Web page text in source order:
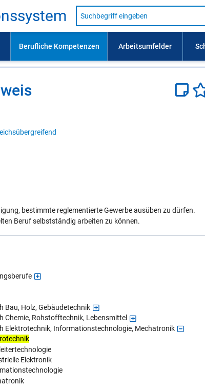
Suche
nach
Lehrausbildung,
usw.
bestimmte reglementierte Gewerbe ausüben zu dürfen.
Beruf selbstständig arbeiten zu können.
Bau, Holz, Gebäudetechnik
Chemie, Rohstofftechnik, Lebensmittel
Elektrotechnik, Informationstechnologie, Mechatronik
Elektronik